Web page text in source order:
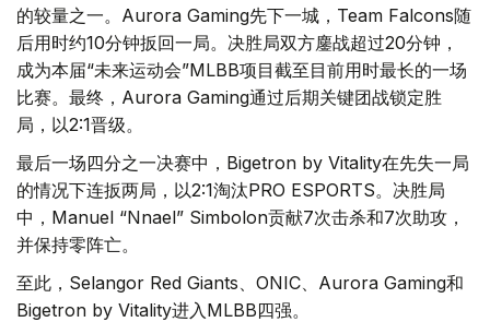
的较量之一。Aurora Gaming先下一城，Team Falcons随
后用时约10分钟扳回一局。决胜局双方鏖战超过20分钟，
成为本届“未来运动会”MLBB项目截至目前用时最长的一场
比赛。最终，Aurora Gaming通过后期关键团战锁定胜
局，以2:1晋级。
最后一场四分之一决赛中，Bigetron by Vitality在先失一局
的情况下连扳两局，以2:1淘汰PRO ESPORTS。决胜局
中，Manuel “Nnael” Simbolon贡献7次击杀和7次助攻，
并保持零阵亡。
至此，Selangor Red Giants、ONIC、Aurora Gaming和
Bigetron by Vitality进入MLBB四强。